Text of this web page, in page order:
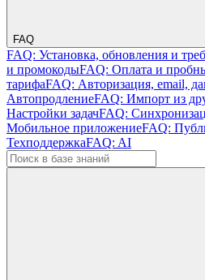
FAQ
FAQ: Установка, обновления и
и промокодыFAQ: Оплата и
тарифаFAQ: Авторизация, email,
АвтопродлениеFAQ: Импорт из
Настройки задачFAQ:
Мобильное приложениеFAQ:
ТехподдержкаFAQ: AI